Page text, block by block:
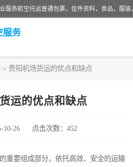
服务
> 贵阳机场货运的优点和缺点
运的优点和缺点
10-26 点击次数：452
重要组成部分，依托高效、安全的运输